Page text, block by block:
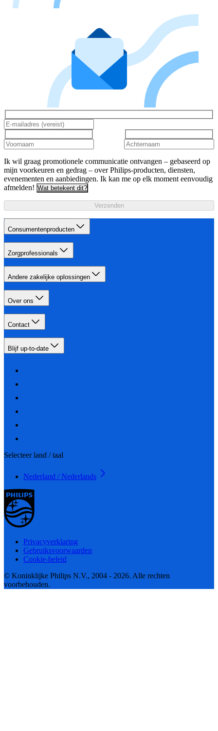
Ik wil graag promotionele communicatie ontvangen – gebaseerd op
mijn voorkeuren en gedrag – over Philips-producten, diensten,
evenementen en aanbiedingen. Ik kan me op elk moment eenvoudig
afmelden! Wat betekent dit?
Verzenden
Consumentenproducten
Zorgprofessionals
Andere zakelijke oplossingen
Over ons
Contact
Blijf up-to-date
Selecteer land / taal
Nederland / Nederlands
Privacyverklaring
Gebruiksvoorwaarden
Cookie-beleid
© Koninklijke Philips N.V., 2004 - 2026. Alle rechten
voorbehouden.